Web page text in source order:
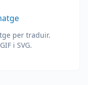
per traduir.
i SVG.